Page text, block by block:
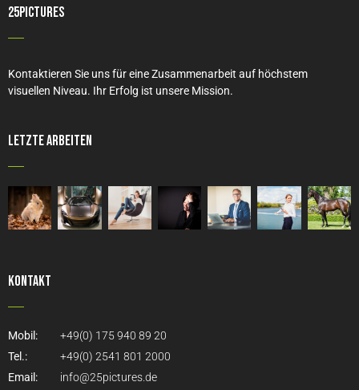
25PICTURES
Kontaktieren Sie uns für eine Zusammenarbeit auf höchstem
visuellen Niveau. Ihr Erfolg ist unsere Mission.
Letzte Arbeiten
Kontakt
Mobil:
+49(0) 175 940 89 20
Tel.:
+49(0) 2541 801 2000
Email:
info@25pictures.de